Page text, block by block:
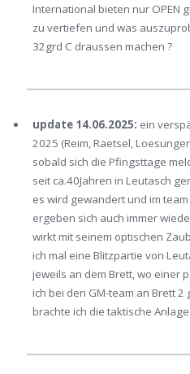
International bieten nur OPEN
zu vertiefen und was
32grd C draussen machen ?
update 14.06.2025: ein
2025 (Reim, Raetsel,
sobald sich die Pfingsttage
seit ca.40Jahren in Leutasch
es wird gewandert und im
ergeben sich auch immer
wirkt mit seinem optischen
ich mal eine Blitzpartie von
jeweils an dem Brett, wo einer
ich bei den GM-team an Brett
brachte ich die taktische